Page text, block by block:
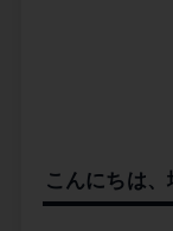
こんにちは